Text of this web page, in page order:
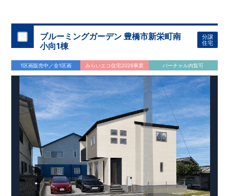
ブルーミングガーデン 豊橋市新栄町南
小向1棟
分譲
住宅
1区画販売中／全1区画 みらいエコ住宅2026事業 バーチャル内覧可